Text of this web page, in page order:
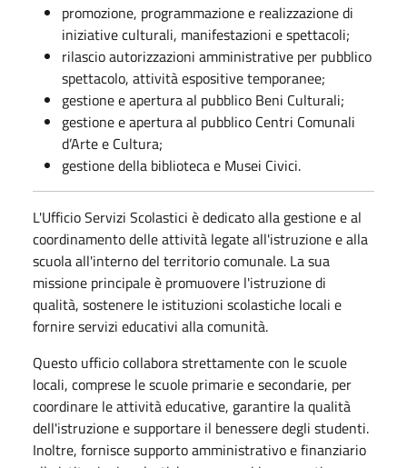
promozione, programmazione e realizzazione di
iniziative culturali, manifestazioni e spettacoli;
rilascio autorizzazioni amministrative per pubblico
spettacolo, attività espositive temporanee;
gestione e apertura al pubblico Beni Culturali;
gestione e apertura al pubblico Centri Comunali
d’Arte e Cultura;
gestione della biblioteca e Musei Civici.
L'Ufficio Servizi Scolastici è dedicato alla gestione e al
coordinamento delle attività legate all'istruzione e alla
scuola all'interno del territorio comunale. La sua
missione principale è promuovere l'istruzione di
qualità, sostenere le istituzioni scolastiche locali e
fornire servizi educativi alla comunità.
Questo ufficio collabora strettamente con le scuole
locali, comprese le scuole primarie e secondarie, per
coordinare le attività educative, garantire la qualità
dell'istruzione e supportare il benessere degli studenti.
Inoltre, fornisce supporto amministrativo e finanziario